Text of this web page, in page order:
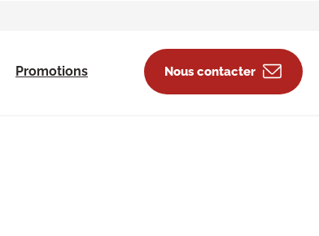
Promotions Nous contacter